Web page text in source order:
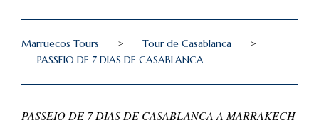
Marruecos Tours > Tour de Casablanca
>
PASSEIO DE 7 DIAS DE CASABLANCA
PASSEIO DE 7 DIAS DE CASABLANCA A MARRAKECH